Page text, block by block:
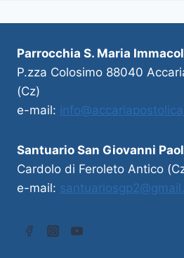
Parrocchia S. Maria
P.zza Colosimo 88040
(Cz)
e-mail:
Santuario San Giovanni
Cardolo di Feroleto Antico
e-mail: